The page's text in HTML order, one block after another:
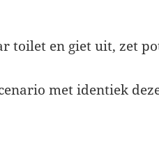
toilet en giet uit, zet
met identiek